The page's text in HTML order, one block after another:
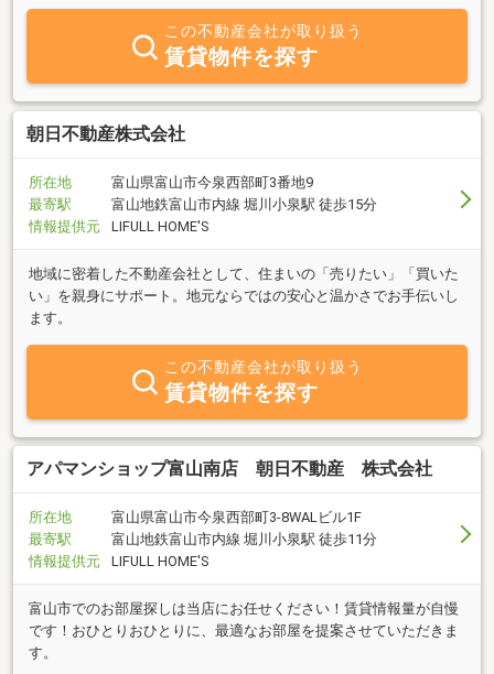
る物件の中から満足する一室を選ぶためのサポートを誠心誠意させ
ていただきます。管理においては富山市南部を中心にオーナー様の
期待に応えるべく、入居率ＵＰを目指したご提案を的確に行ってお
ります。売買部門では売地、投資物件等、幅広く取り扱物件を拡充
させ、多数ご案内させていただいていております。４１号線掛尾交
差点からすぐそばにありますので、お気軽にお立寄り下さい。
この不動産会社が取り扱う
賃貸物件を探す
朝日不動産株式会社
所在地
富山県富山市今泉西部町3番地9
最寄駅
富山地鉄富山市内線 堀川小泉駅 徒歩15分
情報提供元
LIFULL HOME'S
地域に密着した不動産会社として、住まいの「売りたい」「買いた
い」を親身にサポート。地元ならではの安心と温かさでお手伝いし
ます。
この不動産会社が取り扱う
賃貸物件を探す
アパマンショップ富山南店 朝日不動産 株式会社
所在地
富山県富山市今泉西部町3-8WALビル1F
最寄駅
富山地鉄富山市内線 堀川小泉駅 徒歩11分
情報提供元
LIFULL HOME'S
富山市でのお部屋探しは当店にお任せください！賃貸情報量が自慢
です！おひとりおひとりに、最適なお部屋を提案させていただきま
す。